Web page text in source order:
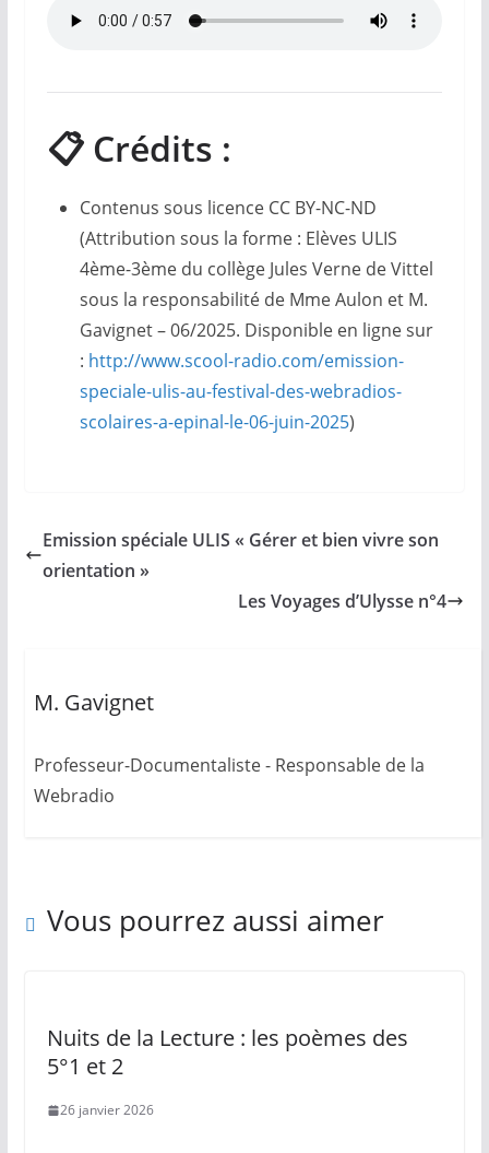
📋 Crédits :
Contenus sous licence CC BY-NC-ND
(Attribution sous la forme : Elèves ULIS
4ème-3ème du collège Jules Verne de Vittel
sous la responsabilité de Mme Aulon et M.
Gavignet – 06/2025. Disponible en ligne sur
: http://www.scool-radio.com/emission-
speciale-ulis-au-festival-des-webradios-
scolaires-a-epinal-le-06-juin-2025)
Emission spéciale ULIS « Gérer et bien vivre son
orientation »
Les Voyages d’Ulysse n°4
M. Gavignet
Professeur-Documentaliste - Responsable de la
Webradio
Vous pourrez aussi aimer
Nuits de la Lecture : les poèmes des
5°1 et 2
26 janvier 2026